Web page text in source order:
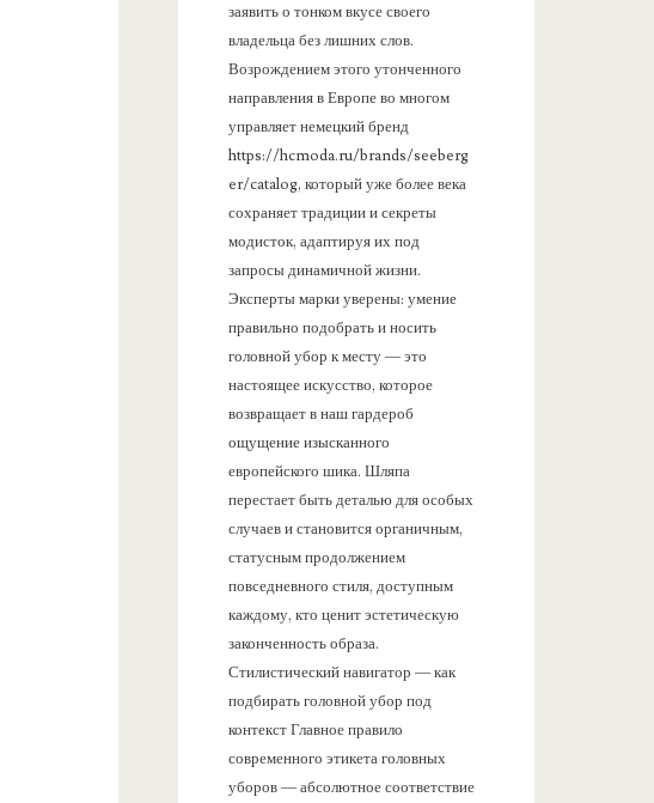
заявить о тонком вкусе своего
владельца без лишних слов.
Возрождением этого утонченного
направления в Европе во многом
управляет немецкий бренд
https://hcmoda.ru/brands/seeberg
er/catalog, который уже более века
сохраняет традиции и секреты
модисток, адаптируя их под
запросы динамичной жизни.
Эксперты марки уверены: умение
правильно подобрать и носить
головной убор к месту — это
настоящее искусство, которое
возвращает в наш гардероб
ощущение изысканного
европейского шика. Шляпа
перестает быть деталью для особых
случаев и становится органичным,
статусным продолжением
повседневного стиля, доступным
каждому, кто ценит эстетическую
законченность образа.
Стилистический навигатор — как
подбирать головной убор под
контекст Главное правило
современного этикета головных
уборов — абсолютное соответствие